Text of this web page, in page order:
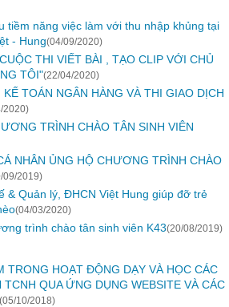
tiềm năng việc làm với thu nhập khủng tại
- Hung(04/09/2020)
THI VIẾT BÀI , TẠO CLIP VỚI CHỦ
TÔI"(22/04/2020)
KẾ TOÁN NGÂN HÀNG VÀ THI GIAO DỊCH
2020)
TRÌNH CHÀO TÂN SINH VIÊN
NHÂN ỦNG HỘ CHƯƠNG TRÌNH CHÀO
09/2019)
& Quản lý, ĐHCN Việt Hung giúp đỡ trẻ
(04/03/2020)
trình chào tân sinh viên K43(20/08/2019)
TRONG HOẠT ĐỘNG DẠY VÀ HỌC CÁC
TCNH QUA ỨNG DỤNG WEBSITE VÀ CÁC
(05/10/2018)